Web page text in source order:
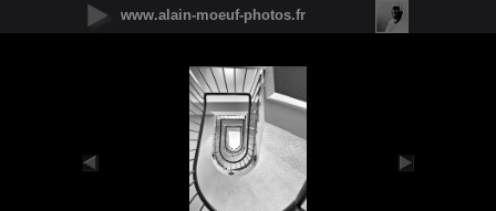
www.alain-moeuf-photos.fr